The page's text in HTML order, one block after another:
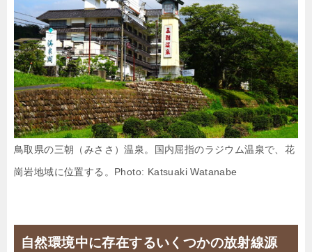
鳥取県の三朝（みささ）温泉。国内屈指のラジウム温泉で、花
崗岩地域に位置する。Photo: Katsuaki Watanabe
自然環境中に存在するいくつかの放射線源